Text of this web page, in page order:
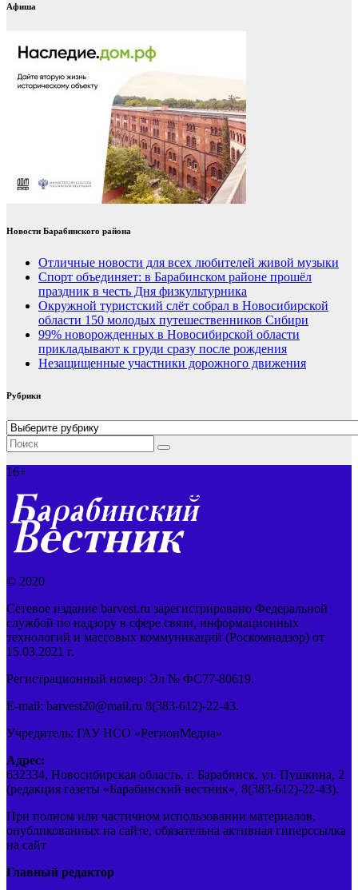
Афиша
Новости Барабинского района
Отличные новости для всех любителей живой музыки
Спорт объединяет: в Барабинском районе прошёл
праздник в честь Дня физкультурника
Окружной туристский слёт собрал в Новосибирской
области 150 молодых путешественников Сибири
99% новорожденных в Новосибирской области
прикладывают к груди сразу после рождения
Незащищенные участники дорожного движения
Рубрики
Рубрики
16+
© 2020
Сетевое издание barvest.ru зарегистрировано Федеральной
службой по надзору в сфере связи, информационных
технологий и массовых коммуникаций (Роскомнадзор) от
15.03.2021 г.
Регистрационный номер: Эл № ФС77-80619.
E-mail: barvest20@mail.ru 8(383-612)-22-43.
Учредитель: ГАУ НСО «РегионМедиа»
Адрес:
632334, Новосибирская область, г. Барабинск, ул. Пушкина, 2
(редакция газеты «Барабинский вестник», 8(383-612)-22-43).
При полном или частичном использовании материалов,
опубликованных на сайте, обязательна активная гиперссылка
на сайт
Главный редактор